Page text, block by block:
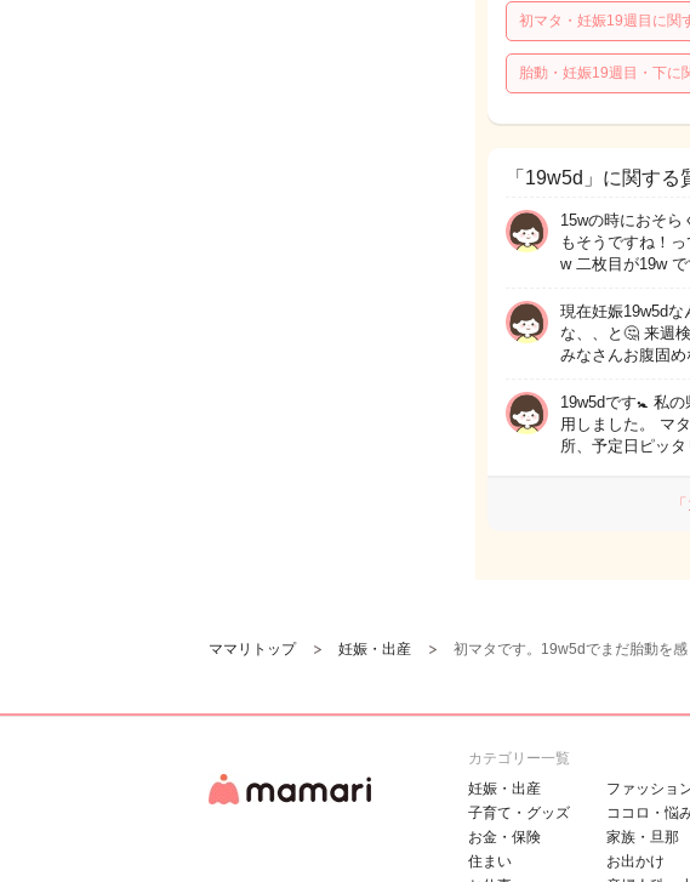
初マタ・妊娠19週目に関
胎動・妊娠19週目・下に
「19w5d」に関する
15wの時におそら
もそうですね！
w 二枚目が19w で
現在妊娠19w5d
な、、と🤔 来週
みなさんお腹固め
19w5dです🚼 私
用しました。 マ
所、予定日ピッ
ママリトップ 妊娠・出産 初マタです。19w5dでまだ胎動を
カテゴリー一覧
妊娠・出産
子育て・グッズ
お金・保険
住まい
ファッショ
ココロ・悩
家族・旦那
お出かけ